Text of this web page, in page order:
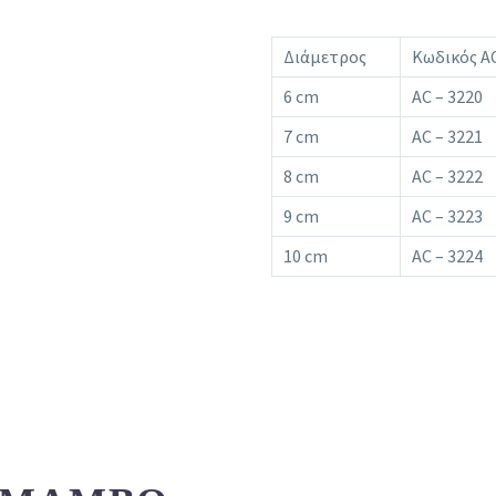
Διάμετρος
Κωδικός
6 cm
AC – 3220
7 cm
AC – 3221
8 cm
AC – 3222
9 cm
AC – 3223
10 cm
AC – 3224